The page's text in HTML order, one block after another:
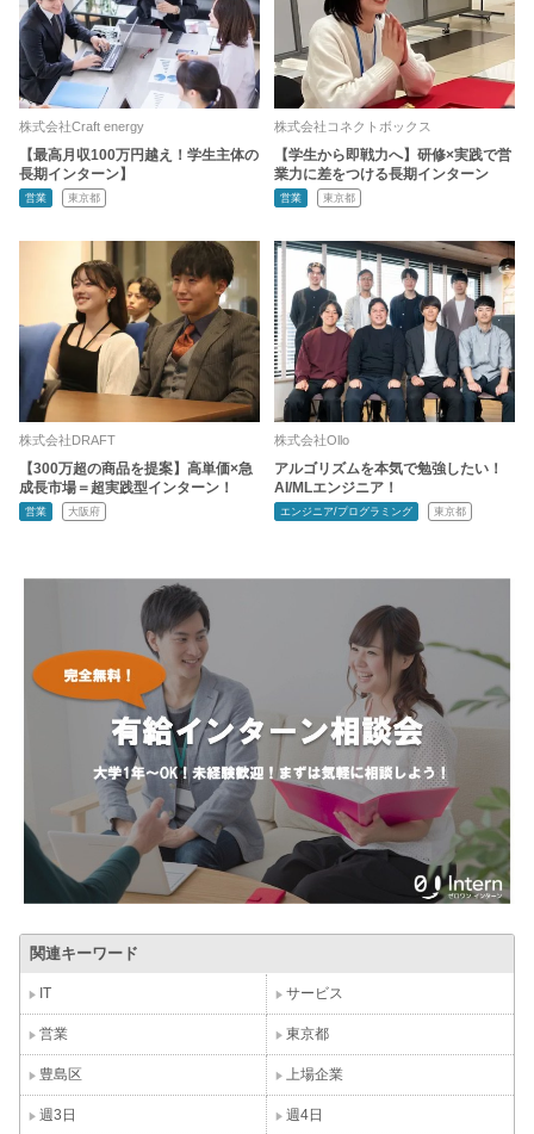
株式会社Craft energy
【最高月収100万円越え！学生主体の
長期インターン】
営業 東京都
株式会社コネクトボックス
【学生から即戦力へ】研修×実践で営
業力に差をつける長期インターン
営業 東京都
株式会社DRAFT
【300万超の商品を提案】高単価×急
成長市場＝超実践型インターン！
営業 大阪府
株式会社Ollo
アルゴリズムを本気で勉強したい！
AI/MLエンジニア！
エンジニア/プログラミング 東京都
関連キーワード
IT サービス
営業 東京都
豊島区 上場企業
週3日 週4日